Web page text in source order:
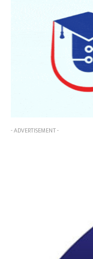
- ADVERTISEMENT -